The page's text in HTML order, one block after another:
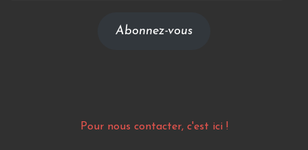
Abonnez-vous
Pour nous contacter, c'est ici !